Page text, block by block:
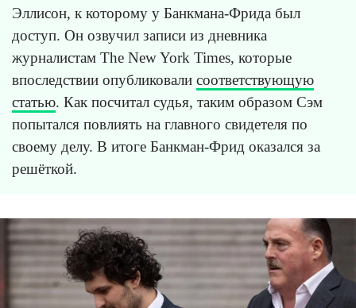
Эллисон, к которому у Банкмана-Фрида был
доступ. Он озвучил записи из дневника
журналистам The New York Times, которые
впоследствии опубликовали соответствующую
статью. Как посчитал судья, таким образом Сэм
попытался повлиять на главного свидетеля по
своему делу. В итоге Банкман-Фрид оказался за
решёткой.